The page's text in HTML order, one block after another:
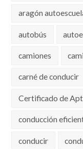
aragón
autobús
camiones
carné de conducir
Certificado de
conducción
conducir